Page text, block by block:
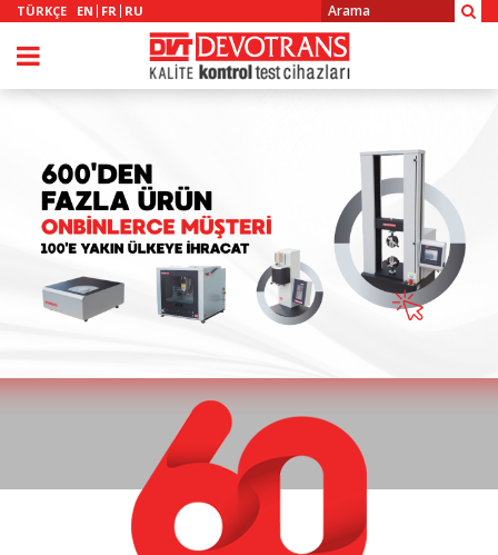
TÜRKÇE EN FR RU